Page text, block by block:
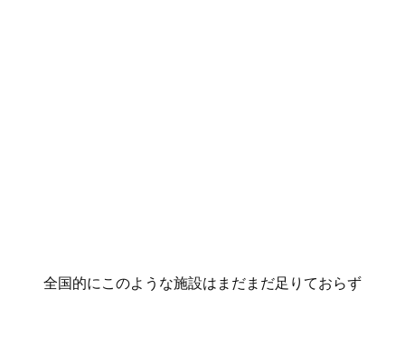
全国的にこのような施設はまだまだ足りておらず